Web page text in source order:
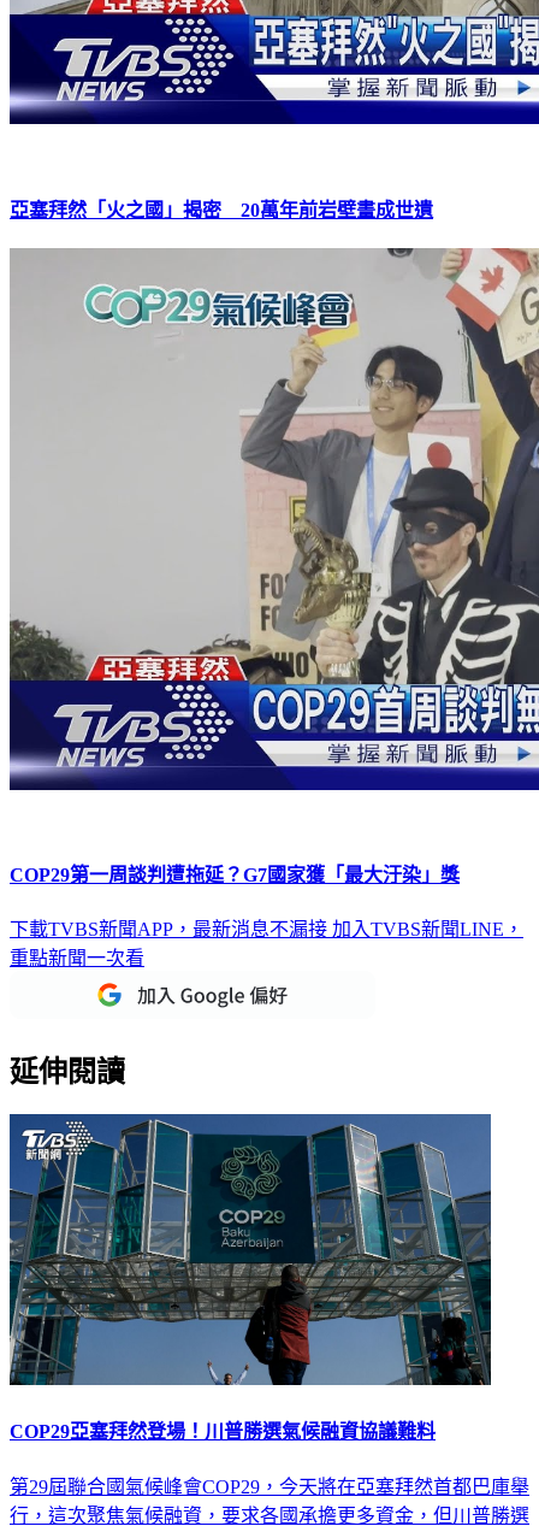
亞塞拜然「火之國」揭密 20萬年前岩壁畫成世遺
COP29第一周談判遭拖延？G7國家獲「最大汙染」獎
下載TVBS新聞APP，最新消息不漏接 加入TVBS新聞LINE，
重點新聞一次看
延伸閱讀
COP29亞塞拜然登場！川普勝選氣候融資協議難料
第29屆聯合國氣候峰會COP29，今天將在亞塞拜然首都巴庫舉
行，這次聚焦氣候融資，要求各國承擔更多資金，但川普勝選